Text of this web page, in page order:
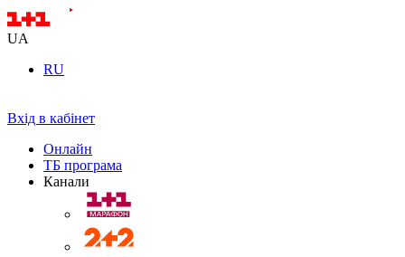
UA
RU
Вхід в кабінет
Онлайн
ТБ програма
Канали